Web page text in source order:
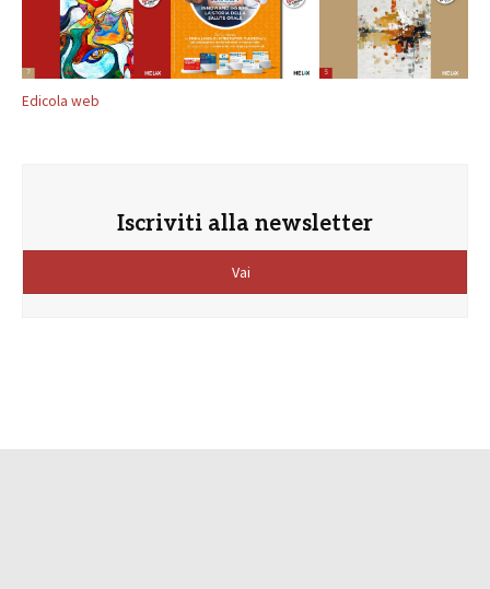
Edicola web
Iscriviti alla newsletter
Vai